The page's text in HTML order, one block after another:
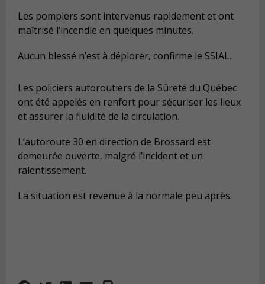
Les pompiers sont intervenus rapidement et ont
maîtrisé l’incendie en quelques minutes.
Aucun blessé n’est à déplorer, confirme le SSIAL.
Les policiers autoroutiers de la Sûreté du Québec
ont été appelés en renfort pour sécuriser les lieux
et assurer la fluidité de la circulation.
L’autoroute 30 en direction de Brossard est
demeurée ouverte, malgré l’incident et un
ralentissement.
La situation est revenue à la normale peu après.